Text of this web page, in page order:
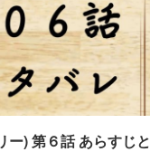
ー) 第６話 あらすじと